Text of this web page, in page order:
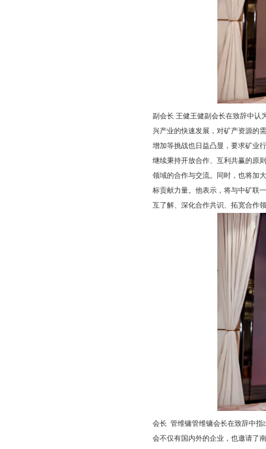
副会长 王健王健副会长在致辞中认
兴产业的快速发展，对矿产资源的
增加等挑战也日益凸显，要求矿业
继续秉持开放合作、互利共赢的原
领域的合作与交流。同时，也将加
标贡献力量。他表示，将与中矿联
互了解、深化合作共识、拓宽合作
会长 管维镛管维镛会长在致辞中指
会不仅有国内外的企业，也邀请了